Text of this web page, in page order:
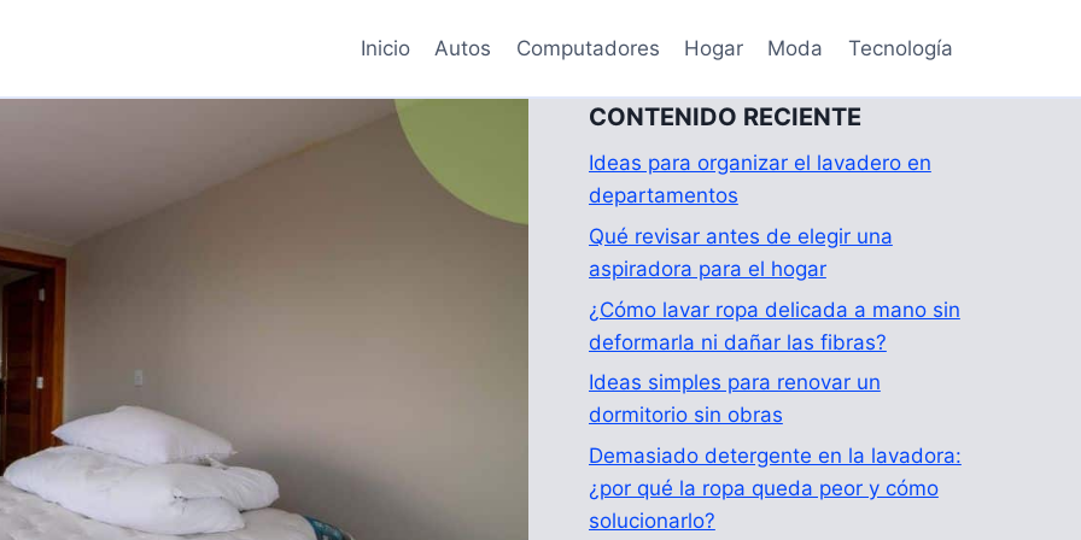
Inicio Autos Computadores Hogar Moda Tecnología
CONTENIDO RECIENTE
Ideas para organizar el lavadero en
departamentos
Qué revisar antes de elegir una
aspiradora para el hogar
¿Cómo lavar ropa delicada a mano sin
deformarla ni dañar las fibras?
Ideas simples para renovar un
dormitorio sin obras
Demasiado detergente en la lavadora:
¿por qué la ropa queda peor y cómo
solucionarlo?